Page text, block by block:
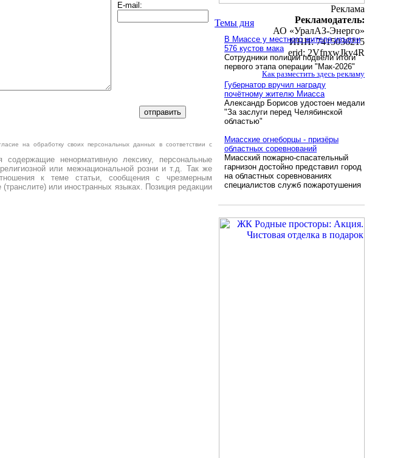
E-mail:
на обработку своих персональных данных в соответствии с
ненормативную лексику, персональные
или межнациональной розни и т.д. Так же
к теме статьи, сообщения с чрезмерным
или иностранных языках. Позиция редакции
Реклама
Рекламодатель:
АО «УралАЗ-Энерго»
ИНН: 7415036215
erid: 2VfnxwJkv4R
Как разместить здесь рекламу
Темы дня
В Миассе у местного жителя изъяли
576 кустов мака
Сотрудники полиции подвели итоги
первого этапа операции "Мак-2026"
Губернатор вручил награду
почётному жителю Миасса
Александр Борисов удостоен медали
"За заслуги перед Челябинской
областью"
Миасские огнеборцы - призёры
областных соревнований
Миасский пожарно-спасательный
гарнизон достойно представил город
на областных соревнованиях
специалистов служб пожаротушения